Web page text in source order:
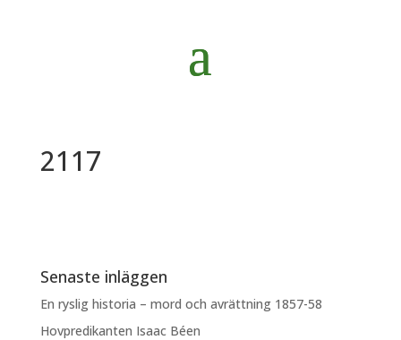
2117
Senaste inläggen
En ryslig historia – mord och avrättning 1857-58
Hovpredikanten Isaac Béen